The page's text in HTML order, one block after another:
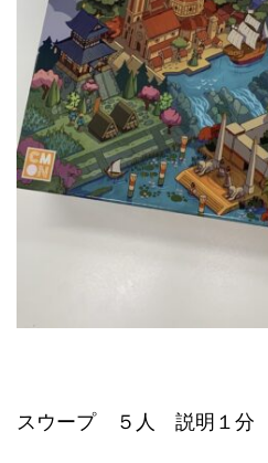
スウープ ５人 説明１分